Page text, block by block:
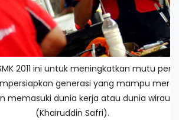
2011 ini untuk meningkatkan mutu
generasi yang mampu
memasuki dunia kerja atau dunia
(Khairuddin Safri).